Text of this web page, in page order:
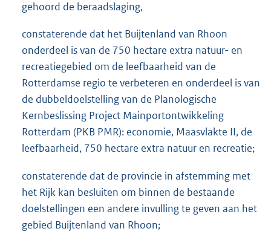
gehoord de beraadslaging,
constaterende dat het Buijtenland van Rhoon
onderdeel is van de 750 hectare extra natuur- en
recreatiegebied om de leefbaarheid van de
Rotterdamse regio te verbeteren en onderdeel is van
de dubbeldoelstelling van de Planologische
Kernbeslissing Project Mainportontwikkeling
Rotterdam (PKB PMR): economie, Maasvlakte II, de
leefbaarheid, 750 hectare extra natuur en recreatie;
constaterende dat de provincie in afstemming met
het Rijk kan besluiten om binnen de bestaande
doelstellingen een andere invulling te geven aan het
gebied Buijtenland van Rhoon;